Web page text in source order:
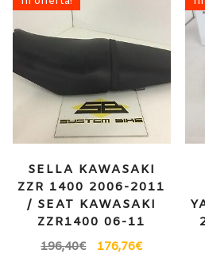
SELLA KAWASAKI
ZZR 1400 2006-2011
/ SEAT KAWASAKI
ZZR1400 06-11
196,40€ 176,76€